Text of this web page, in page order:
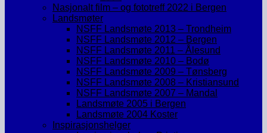
Nasjonalt film – og fototreff 2022 i Bergen
Landsmøter
NSFF Landsmøte 2013 – Trondheim
NSFF Landsmøte 2012 – Bergen
NSFF Landsmøte 2011 – Ålesund
NSFF Landsmøte 2010 – Bodø
NSFF Landsmøte 2009 – Tønsberg
NSFF Landsmøte 2008 – Kristiansund
NSFF Landsmøte 2007 – Mandal
Landsmøte 2005 i Bergen
Landsmøte 2004 Koster
Inspirasjonshelger